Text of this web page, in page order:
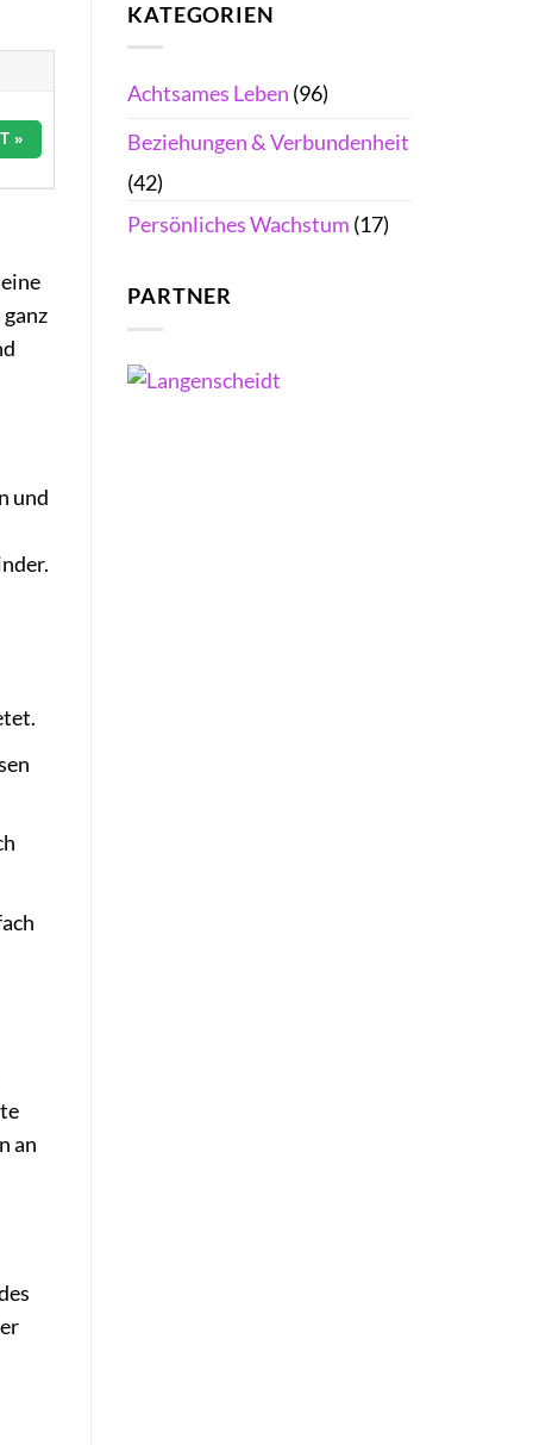
»
und
an
KATEGORIEN
Achtsames Leben (96)
Beziehungen & Verbundenheit
(42)
Persönliches Wachstum (17)
PARTNER